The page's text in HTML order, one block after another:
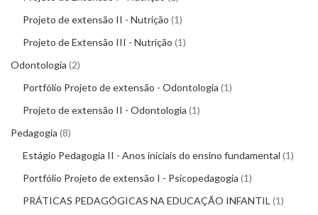
Projeto de extensão II - Nutrição 1
Projeto de Extensão III - Nutrição 1
Odontologia 2
Portfólio Projeto de extensão - Odontologia 1
Projeto de extensão II - Odontologia 1
Pedagogia 8
Estágio Pedagogia II - Anos iniciais do ensino fundamental 1
Portfólio Projeto de extensão I - Psicopedagogia 1
PRÁTICAS PEDAGÓGICAS NA EDUCAÇÃO INFANTIL 1